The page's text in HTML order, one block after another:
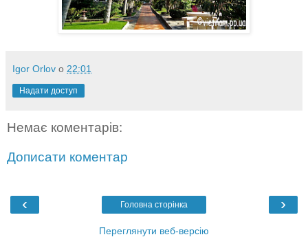
Igor Orlov о 22:01
Надати доступ
Немає коментарів:
Дописати коментар
‹ ›
Головна сторінка
Переглянути веб-версію